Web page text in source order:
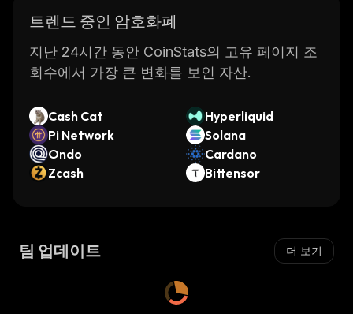
트렌드 중인 암호화폐
지난 24시간 동안 CoinStats의 고유 페이지 조
회수에서 가장 큰 변화를 보인 자산.
Cash Cat
Hyperliquid
Pi Network
Solana
Ondo
Cardano
Zcash
Bittensor
팀 업데이트 더 보기